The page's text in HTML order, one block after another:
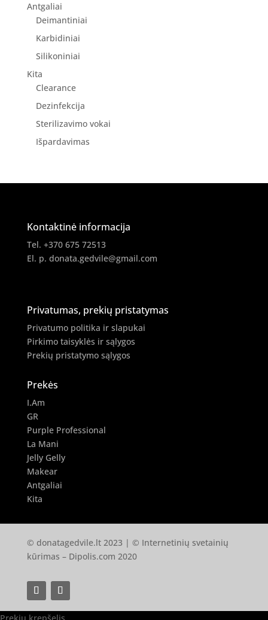
Antgaliai
Deimantiniai
Karbidiniai
Silikoniniai
Kita
Clearance
Dezinfekcija
Sterilizavimo vokai
Išpardavimas
Kontaktinė informacija
Tel. +370 675 72513
El. p. donata.gedvile@gmail.com
Privatumas, prekių pristatymas
Privatumo politika ir slapukai
Pirkimo taisyklės ir sąlygos
Prekių pristatymo sąlygos
Prekės
I.Am
GR
Purple Professional
La Mani
Jelly Gelly
Makear
Antgaliai
Kita
© donatagedvile.lt 2023 | © Internetinių svetainių
kūrimas – Dipolis.com 2020